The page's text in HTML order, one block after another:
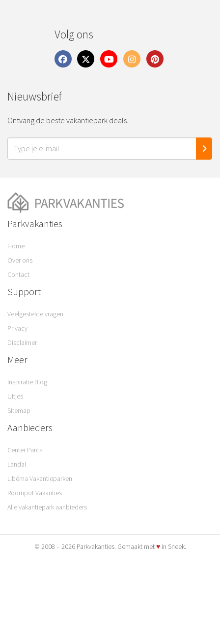
Volg ons
Nieuwsbrief
Ontvang de beste vakantiepark deals.
Parkvakanties
Home
Over ons
Contact
Support
Veelgestelde vragen
Privacy
Disclaimer
Meer
Inspiratie Blog
Uitjes
Sitemap
Aanbieders
Center Parcs
Landal
Libéma Vakantieparken
Roompot Vakanties
Alle vakantiepark aanbieders
© 2008 – 2026 Parkvakanties. Gemaakt met♥in Sneek.